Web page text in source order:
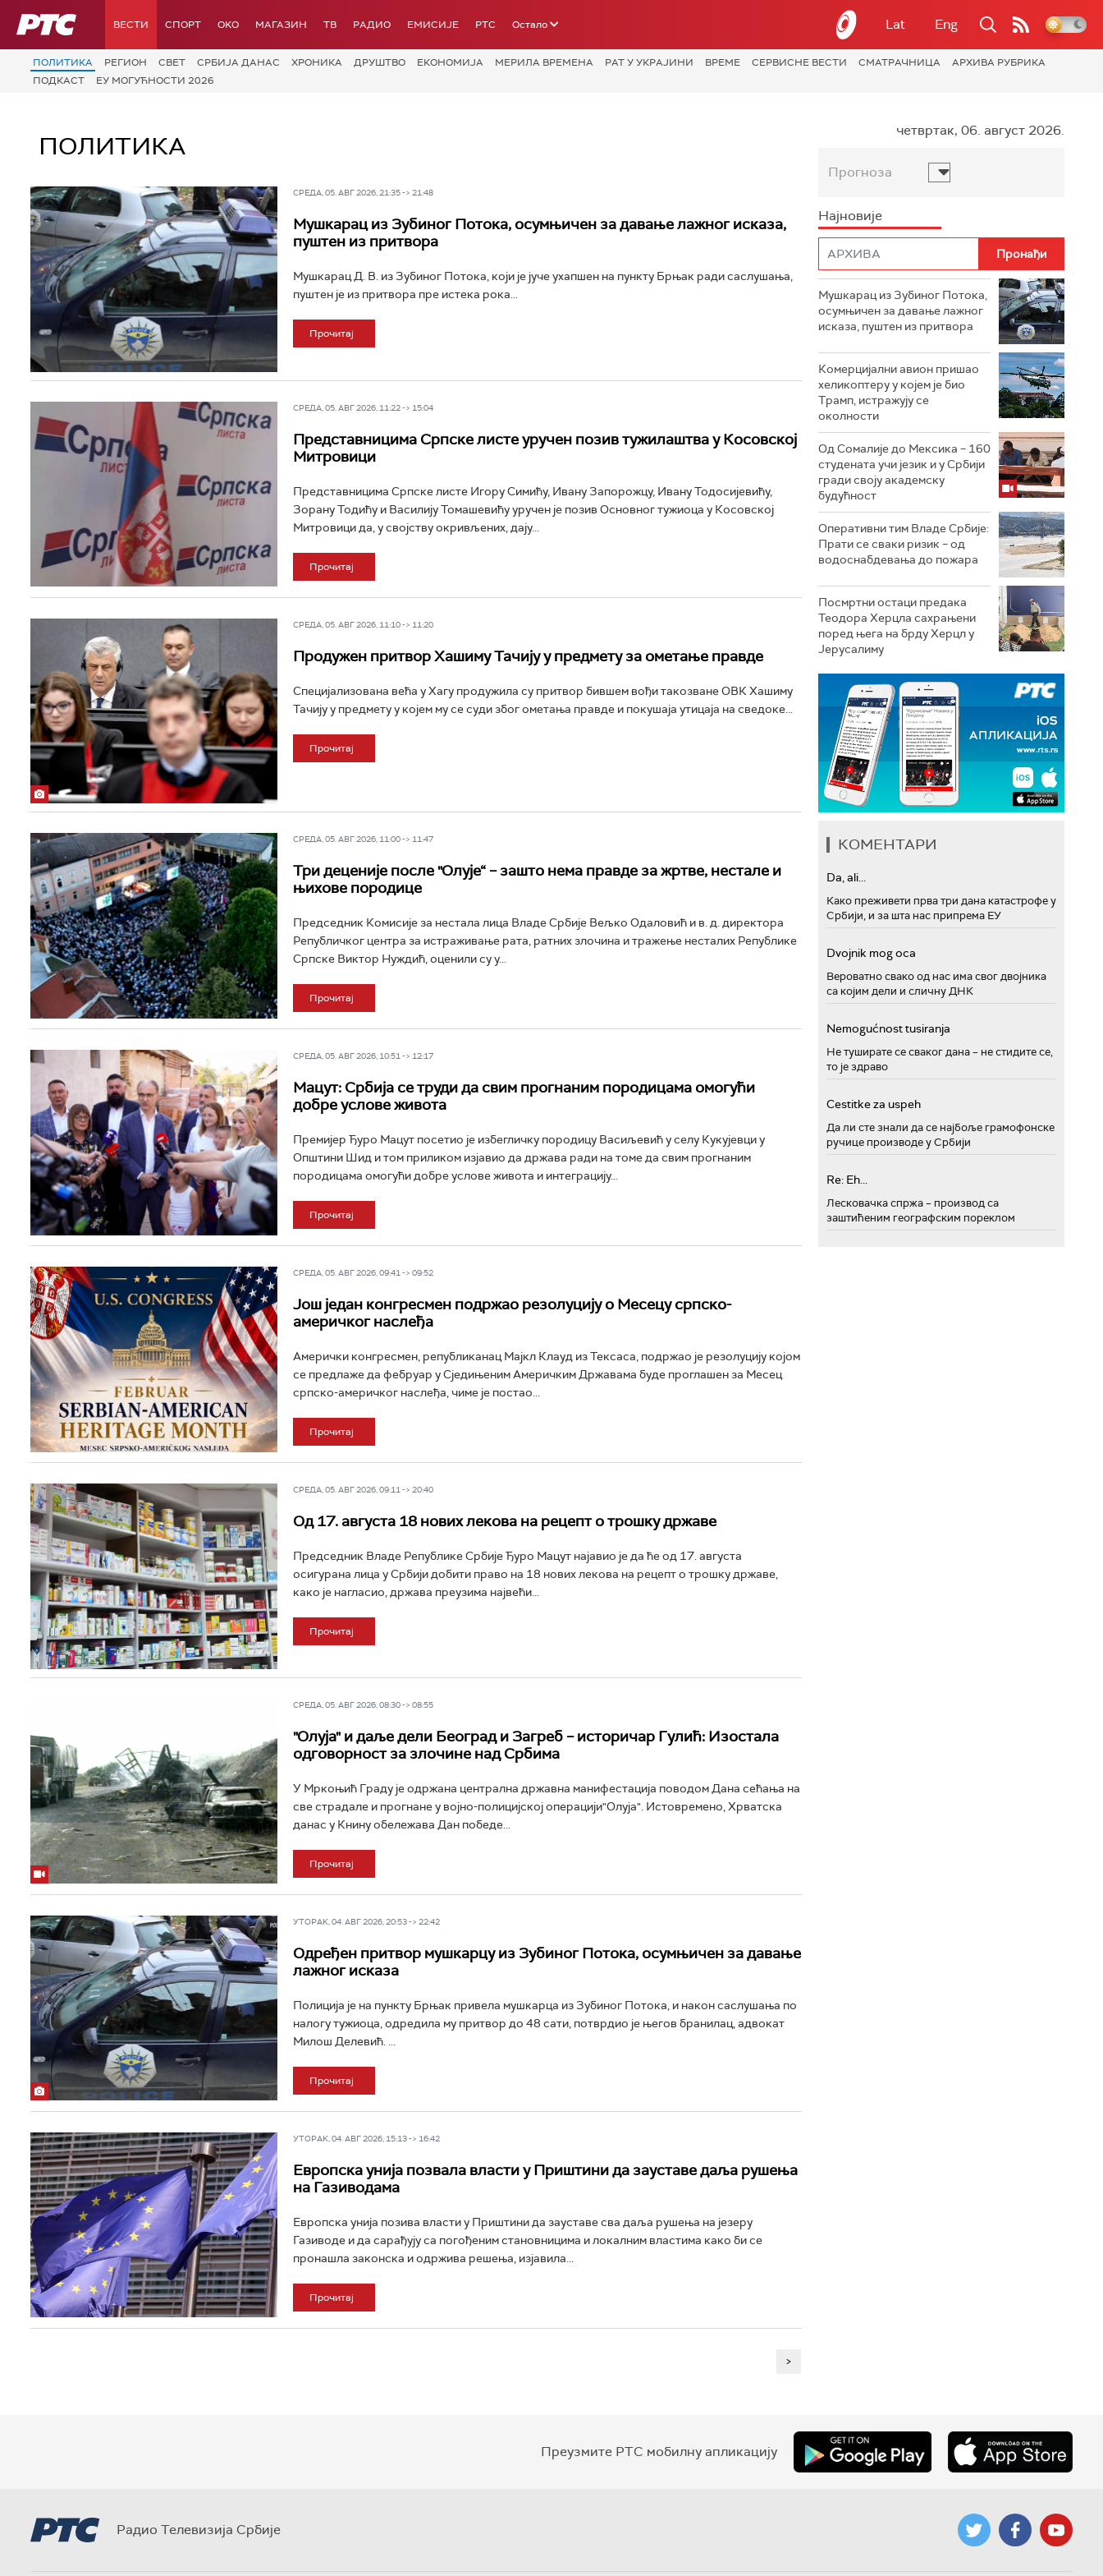
РТС ВЕСТИ СПОРТ OKO МАГАЗИН ТВ РАДИО ЕМИСИЈЕ РТС Остало Lat Eng
ПОЛИТИКА РЕГИОН СВЕТ СРБИЈА ДАНАС ХРОНИКА ДРУШТВО ЕКОНОМИЈА МЕРИЛА ВРЕМЕНА РАТ У УКРАЈИНИ ВРЕМЕ СЕРВИСНЕ ВЕСТИ СМАТРАЧНИЦА
АРХИВА РУБРИКА
ПОДКАСТ
ЕУ МОГУЋНОСТИ 2026
ПОЛИТИКА
СРЕДА, 05. АВГ 2026, 21:35 -> 21:48
Мушкарац из Зубиног Потока, осумњичен за давање лажног исказа,
пуштен из притвора
Мушкарац Д. В. из Зубиног Потока, који је јуче ухапшен на пункту Брњак ради саслушања,
пуштен је из притвора пре истека рока...
Прочитај
СРЕДА, 05. АВГ 2026, 11:22 -> 15:04
Представницима Српске листе уручен позив тужилаштва у Косовској
Митровици
Представницима Српске листе Игору Симићу, Ивану Запорожцу, Ивану Тодосијевићу,
Зорану Тодићу и Василију Томашевићу уручен је позив Основног тужиоца у Косовској
Митровици да, у својству окривљених, дају...
Прочитај
СРЕДА, 05. АВГ 2026, 11:10 -> 11:20
Продужен притвор Хашиму Тачију у предмету за ометање правде
Специјализована већа у Хагу продужила су притвор бившем вођи такозване ОВК Хашиму
Тачију у предмету у којем му се суди због ометања правде и покушаја утицаја на сведоке...
Прочитај
СРЕДА, 05. АВГ 2026, 11:00 -> 11:47
Три деценије после "Олује“ – зашто нема правде за жртве, нестале и
њихове породице
Председник Комисије за нестала лица Владе Србије Вељко Одаловић и в. д. директора
Републичког центра за истраживање рата, ратних злочина и тражење несталих Републике
Српске Виктор Нуждић, оценили су у...
Прочитај
СРЕДА, 05. АВГ 2026, 10:51 -> 12:17
Мацут: Србија се труди да свим прогнаним породицама омогући
добре услове живота
Премијер Ђуро Мацут посетио је избегличку породицу Васиљевић у селу Кукујевци у
Општини Шид и том приликом изјавио да држава ради на томе да свим прогнаним
породицама омогући добре услове живота и интеграцију...
Прочитај
СРЕДА, 05. АВГ 2026, 09:41 -> 09:52
Још један конгресмен подржао резолуцију о Месецу српско-
америчког наслеђа
Амерички конгресмен, републиканац Мајкл Клауд из Тексаса, подржао је резолуцију којом
се предлаже да фебруар у Сједињеним Америчким Државама буде проглашен за Месец
српско-америчког наслеђа, чиме је постао...
Прочитај
СРЕДА, 05. АВГ 2026, 09:11 -> 20:40
Од 17. августа 18 нових лекова на рецепт о трошку државе
Председник Владе Републике Србије Ђуро Мацут најавио је да ће од 17. августа
осигурана лица у Србији добити право на 18 нових лекова на рецепт о трошку државе,
како је нагласио, држава преузима највећи...
Прочитај
СРЕДА, 05. АВГ 2026, 08:30 -> 08:55
"Олуја" и даље дели Београд и Загреб – историчар Гулић: Изостала
одговорност за злочине над Србима
У Мркоњић Граду је одржана централна државна манифестација поводом Дана сећања на
све страдале и прогнане у војно-полицијској операцији"Олуја". Истовремено, Хрватска
данас у Книну обележава Дан победе...
Прочитај
УТОРАК, 04. АВГ 2026, 20:53 -> 22:42
Одређен притвор мушкарцу из Зубиног Потока, осумњичен за давање
лажног исказа
Полиција је на пункту Брњак привела мушкарца из Зубиног Потока, и након саслушања по
налогу тужиоца, одредила му притвор до 48 сати, потврдио је његов бранилац, адвокат
Милош Делевић. ...
Прочитај
УТОРАК, 04. АВГ 2026, 15:13 -> 16:42
Европска унија позвала власти у Приштини да зауставе даља рушења
на Газиводама
Европска унија позива власти у Приштини да зауставе сва даља рушења на језеру
Газиводе и да сарађују са погођеним становницима и локалним властима како би се
пронашла законска и одржива решења, изјавила...
Прочитај
>
четвртак, 06. август 2026.
Прогноза
Најновије
Мушкарац из Зубиног Потока,
осумњичен за давање лажног
исказа, пуштен из притвора
Комерцијални авион пришао
хеликоптеру у којем је био
Трамп, истражују се
околности
Од Сомалије до Мексика – 160
студената учи језик и у Србији
гради своју академску
будућност
Оперативни тим Владе Србије:
Прати се сваки ризик – од
водоснабдевања до пожара
Посмртни остаци предака
Теодора Херцла сахрањени
поред њега на брду Херцл у
Јерусалиму
КОМЕНТАРИ
Da, ali...
Како преживети прва три дана катастрофе у
Србији, и за шта нас припрема ЕУ
Dvojnik mog oca
Вероватно свако од нас има свог двојника
са којим дели и сличну ДНК
Nemogućnost tusiranja
Не туширате се сваког дана – не стидите се,
то је здраво
Cestitke za uspeh
Да ли сте знали да се најбоље грамофонске
ручице производе у Србији
Re: Eh...
Лесковачка спржа – производ са
заштићеним географским пореклом
Преузмите РТС мобилну апликацију
Радио Телевизија Србије